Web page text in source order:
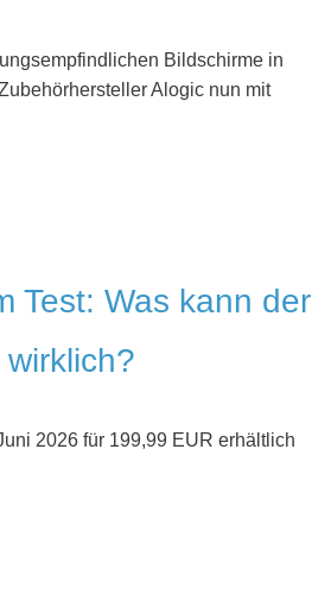
Bildschirme in
Alogic nun mit
Test: Was kann der
2026 für 199,99 EUR erhältlich